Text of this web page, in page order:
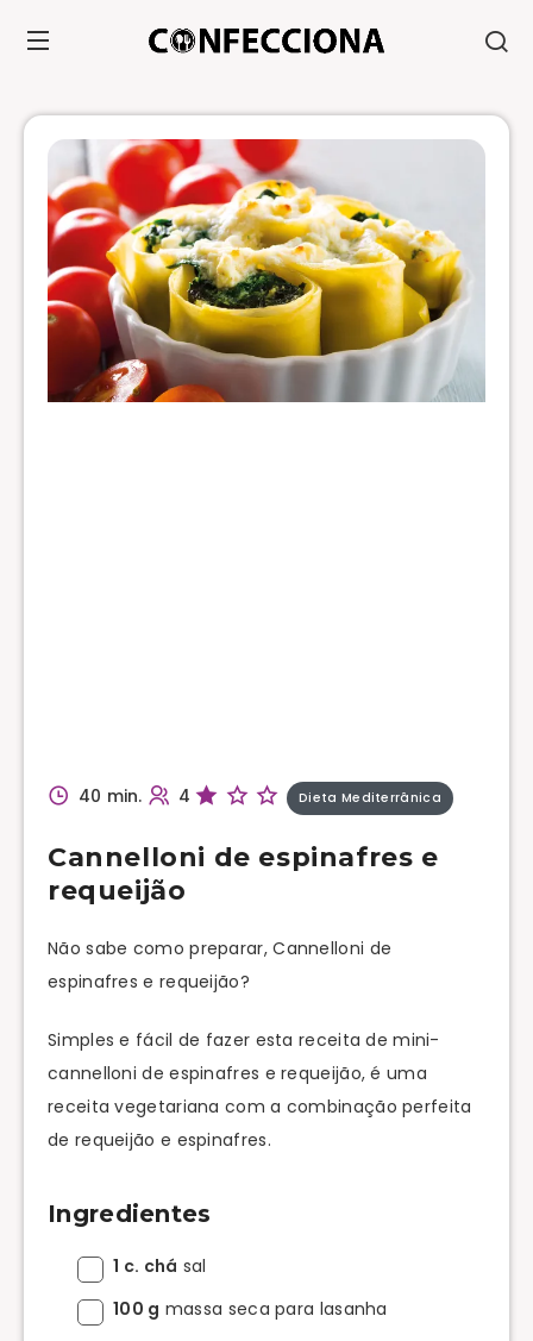
40 min. 4 Dieta Mediterrânica
Cannelloni de espinafres e
requeijão
Não sabe como preparar, Cannelloni de
espinafres e requeijão?
Simples e fácil de fazer esta receita de mini-
cannelloni de espinafres e requeijão, é uma
receita vegetariana com a combinação perfeita
de requeijão e espinafres.
Ingredientes
1 c. chá sal
100 g massa seca para lasanha